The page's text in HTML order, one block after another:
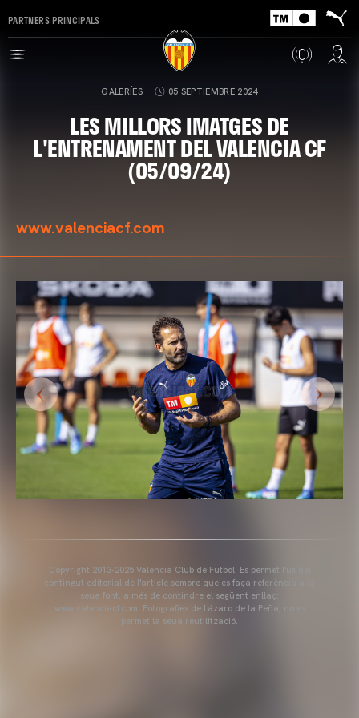
PARTNERS PRINCIPALS
GALERÍES 05 SEPTIEMBRE 2024
LES MILLORS IMATGES DE
L'ENTRENAMENT DEL VALENCIA CF
(05/09/24)
www.valenciacf.com
Copyright 2013-2025 Valencia Club de Futbol. Es permet l'ús del
contingut editorial de l'article sempre que es faça referència a la
seua font, a més de contindre el següent enllaç:
www.valenciacf.com. Fotografies de Lázaro de la Peña, no es
permet la seua reutilització.